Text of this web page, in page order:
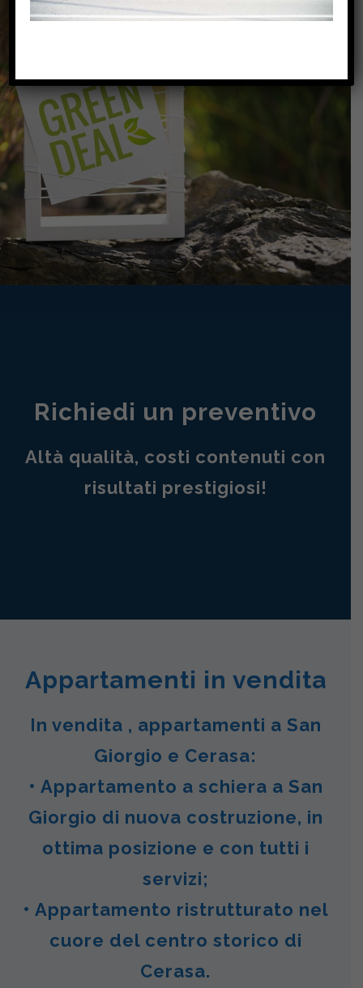
Richiedi un preventivo
Altà qualità, costi contenuti con
risultati prestigiosi!
Appartamenti in vendita
In vendita , appartamenti a San
Giorgio e Cerasa:
• Appartamento a schiera a San
Giorgio di nuova costruzione, in
ottima posizione e con tutti i
servizi;
• Appartamento ristrutturato nel
cuore del centro storico di
Cerasa.